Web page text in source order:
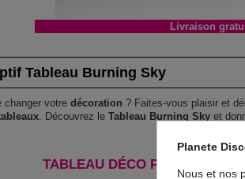
Livraison
Tableau Burning Sky
changer votredécoration ? Faites-vous plaisir et
. Découvrez leTableau Burning Sky et
TABLEAU DÉCO PAYSAGES
Planete
Nous et nos